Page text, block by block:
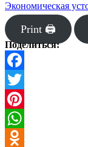
Экономическая
Print 🖨
Поделиться:
Facebook
Twitter
Pinterest
WhatsApp